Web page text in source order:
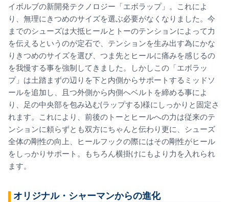
イボルブの新開発テクノロジー「エボラップ」。これによ
り、無理にきつめのサイズを選ぶ必要がなくなりました。今
までのシューズは大抵ヒールとトーのテンションによって力
を伝えるというのが定石で、テンションを生み出す為にかな
りきつめのサイズを選び、つま先とヒールに痛みを感じるの
を我慢する事を強制してきました。しかしこの「エボラッ
プ」は土踏まずの辺りを下と内側からサポートするミッドソ
ールを追加し、且つ外側から内側へベルトを締める事によ
り、足の中央部を包み込む(ラップする)様にしっかりと固定さ
れます。これにより、前後のトーとヒールへの力は従来のテ
ンションに頼らずとも双方にちゃんと伝わり更に、シューズ
全体の剛性の向上、ヒールフックの際にはその剛性がヒール
をしっかりサポート。もちろん横掛けにもより力を入れられ
ます。
オリジナル・シャーマンからの進化